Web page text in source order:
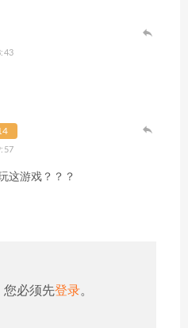
这游戏？？？
您必须先登录。